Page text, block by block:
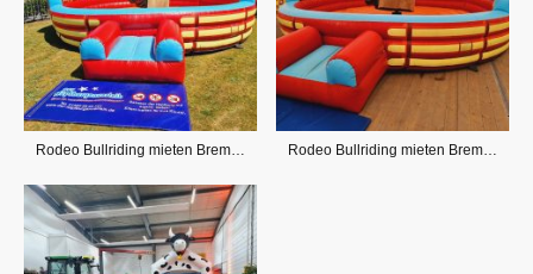
Rodeo Bullriding mieten Bremen, OHZ und Umland Rodeo Bullriding mieten Bremen, OHZ und Umland